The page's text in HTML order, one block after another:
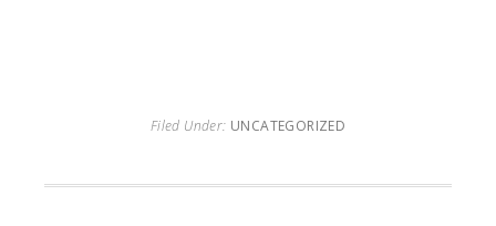
Filed Under: UNCATEGORIZED